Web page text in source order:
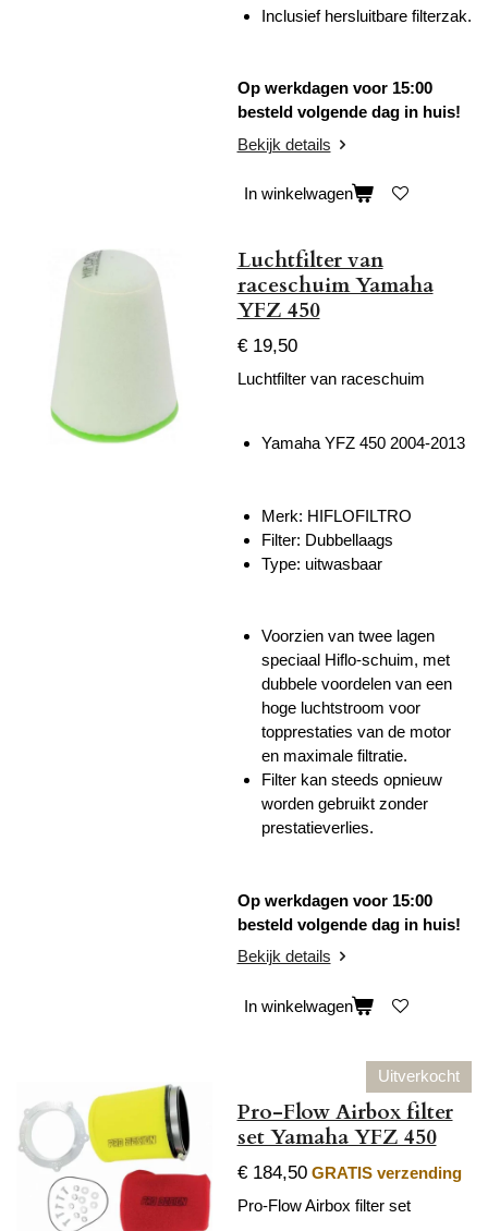
Inclusief hersluitbare filterzak.
Op werkdagen voor 15:00
besteld volgende dag in huis!
Bekijk details
In winkelwagen
Luchtfilter van
raceschuim Yamaha
YFZ 450
€ 19,50
Luchtfilter van raceschuim
Yamaha YFZ 450 2004-2013
Merk: HIFLOFILTRO
Filter: Dubbellaags
Type: uitwasbaar
Voorzien van twee lagen
speciaal Hiflo-schuim, met
dubbele voordelen van een
hoge luchtstroom voor
topprestaties van de motor
en maximale filtratie.
Filter kan steeds opnieuw
worden gebruikt zonder
prestatieverlies.
Op werkdagen voor 15:00
besteld volgende dag in huis!
Bekijk details
In winkelwagen
Uitverkocht
Pro-Flow Airbox filter
set Yamaha YFZ 450
€ 184,50 GRATIS verzending
Pro-Flow Airbox filter set